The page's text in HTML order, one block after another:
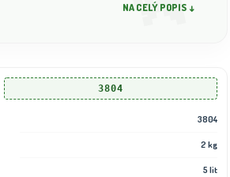
NA CELÝ POPIS ↓
3804
3804
2 kg
5 lit